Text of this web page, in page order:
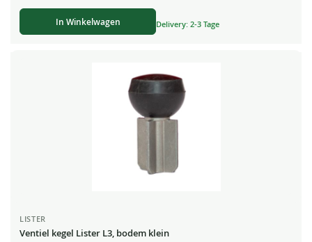
In Winkelwagen Delivery: 2-3 Tage
LISTER
Ventiel kegel Lister L3, bodem klein